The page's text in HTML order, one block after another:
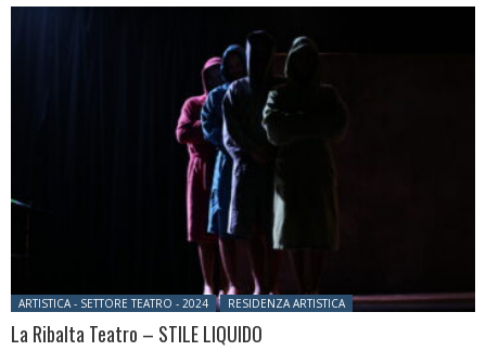
Posted in:
ARTISTICA - SETTORE TEATRO - 2024 RESIDENZA ARTISTICA
La Ribalta Teatro – STILE LIQUIDO